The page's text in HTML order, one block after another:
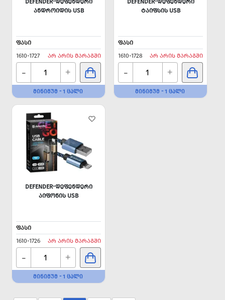
DEFENDER-ᲓᲔᲤᲔᲜᲓᲔᲠᲘ
ᲐᲜᲓᲠᲝᲘᲓᲘᲡ USB
ᲤᲐᲡᲘ
1610-1727
ᲐᲠ ᲐᲠᲘᲡ ᲛᲐᲠᲐᲒᲨᲘ
- +
ᲛᲘᲜᲘᲛᲣᲛ - 1 ᲪᲐᲚᲘ
DEFENDER-ᲓᲔᲤᲔᲜᲓᲔᲠᲘ
ᲢᲐᲘᲤᲡᲘᲡ USB
ᲤᲐᲡᲘ
1610-1728
ᲐᲠ ᲐᲠᲘᲡ ᲛᲐᲠᲐᲒᲨᲘ
- +
ᲛᲘᲜᲘᲛᲣᲛ - 1 ᲪᲐᲚᲘ
DEFENDER-ᲓᲔᲤᲔᲜᲓᲔᲠᲘ
ᲐᲘᲤᲝᲜᲘᲡ USB
ᲤᲐᲡᲘ
1610-1726
ᲐᲠ ᲐᲠᲘᲡ ᲛᲐᲠᲐᲒᲨᲘ
- +
ᲛᲘᲜᲘᲛᲣᲛ - 1 ᲪᲐᲚᲘ